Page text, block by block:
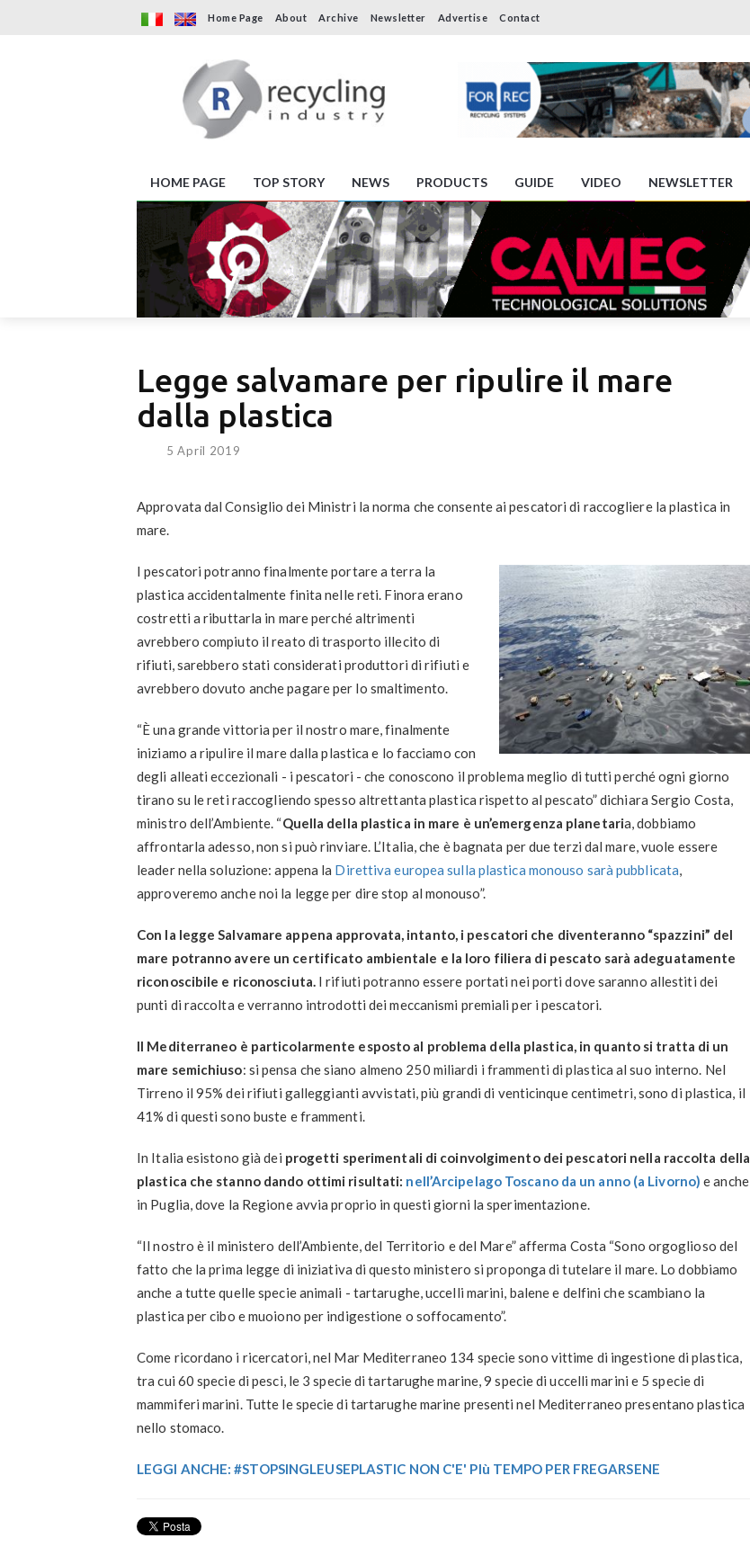
Home Page About Archive Newsletter Advertise Contact
HOME PAGE TOP STORY NEWS PRODUCTS GUIDE VIDEO NEWSLETTER
Legge salvamare per ripulire il mare
dalla plastica
5 April 2019
Approvata dal Consiglio dei Ministri la norma che consente ai pescatori di raccogliere la plastica in
mare.
I pescatori potranno finalmente portare a terra la
plastica accidentalmente finita nelle reti. Finora erano
costretti a ributtarla in mare perché altrimenti
avrebbero compiuto il reato di trasporto illecito di
rifiuti, sarebbero stati considerati produttori di rifiuti e
avrebbero dovuto anche pagare per lo smaltimento.
“È una grande vittoria per il nostro mare, finalmente
iniziamo a ripulire il mare dalla plastica e lo facciamo con
degli alleati eccezionali - i pescatori - che conoscono il problema meglio di tutti perché ogni giorno
tirano su le reti raccogliendo spesso altrettanta plastica rispetto al pescato” dichiara Sergio Costa,
ministro dell’Ambiente. “Quella della plastica in mare è un’emergenza planetaria, dobbiamo
affrontarla adesso, non si può rinviare. L’Italia, che è bagnata per due terzi dal mare, vuole essere
leader nella soluzione: appena la Direttiva europea sulla plastica monouso sarà pubblicata,
approveremo anche noi la legge per dire stop al monouso”.
Con la legge Salvamare appena approvata, intanto, i pescatori che diventeranno “spazzini” del
mare potranno avere un certificato ambientale e la loro filiera di pescato sarà adeguatamente
riconoscibile e riconosciuta.I rifiuti potranno essere portati nei porti dove saranno allestiti dei
punti di raccolta e verranno introdotti dei meccanismi premiali per i pescatori.
Il Mediterraneo è particolarmente esposto al problema della plastica, in quanto si tratta di un
mare semichiuso: si pensa che siano almeno 250 miliardi i frammenti di plastica al suo interno. Nel
Tirreno il 95% dei rifiuti galleggianti avvistati, più grandi di venticinque centimetri, sono di plastica, il
41% di questi sono buste e frammenti.
In Italia esistono già dei progetti sperimentali di coinvolgimento dei pescatori nella raccolta della
plastica che stanno dando ottimi risultati: nell’Arcipelago Toscano da un anno (a Livorno)e anche
in Puglia, dove la Regione avvia proprio in questi giorni la sperimentazione.
“Il nostro è il ministero dell’Ambiente, del Territorio e del Mare” afferma Costa “Sono orgoglioso del
fatto che la prima legge di iniziativa di questo ministero si proponga di tutelare il mare. Lo dobbiamo
anche a tutte quelle specie animali - tartarughe, uccelli marini, balene e delfini che scambiano la
plastica per cibo e muoiono per indigestione o soffocamento”.
Come ricordano i ricercatori, nel Mar Mediterraneo 134 specie sono vittime di ingestione di plastica,
tra cui 60 specie di pesci, le 3 specie di tartarughe marine, 9 specie di uccelli marini e 5 specie di
mammiferi marini. Tutte le specie di tartarughe marine presenti nel Mediterraneo presentano plastica
nello stomaco.
LEGGI ANCHE: #STOPSINGLEUSEPLASTIC NON C'E' PIù TEMPO PER FREGARSENE